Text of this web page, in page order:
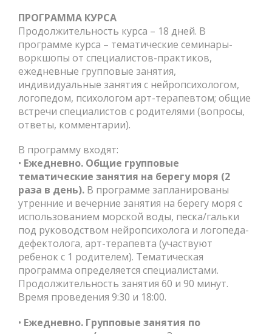
ПРОГРАММА КУРСА
Продолжительность курса – 18 дней. В
программе курса – тематические семинары-
воркшопы от специалистов-практиков,
ежедневные групповые занятия,
индивидуальные занятия с нейропсихологом,
логопедом, психологом арт-терапевтом; общие
встречи специалистов с родителями (вопросы,
ответы, комментарии).
В программу входят:
• Ежедневно. Общие групповые
тематические занятия на берегу моря (2
раза в день). В программе запланированы
утренние и вечерние занятия на берегу моря с
использованием морской воды, песка/гальки
под руководством нейропсихолога и логопеда-
дефектолога, арт-терапевта (участвуют
ребенок с 1 родителем). Тематическая
программа определяется специалистами.
Продолжительность занятия 60 и 90 минут.
Время проведения 9:30 и 18:00.
• Ежедневно. Групповые занятия по